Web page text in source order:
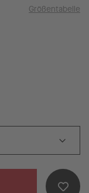
Größentabelle